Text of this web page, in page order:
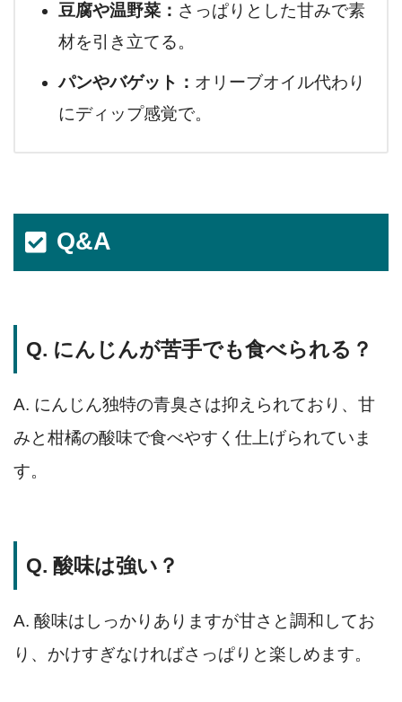
豆腐や温野菜： さっぱりとした甘みで素
材を引き立てる。
パンやバゲット： オリーブオイル代わり
にディップ感覚で。
Q&A
Q. にんじんが苦手でも食べられる？
A. にんじん独特の青臭さは抑えられており、甘
みと柑橘の酸味で食べやすく仕上げられていま
す。
Q. 酸味は強い？
A. 酸味はしっかりありますが甘さと調和してお
り、かけすぎなければさっぱりと楽しめます。